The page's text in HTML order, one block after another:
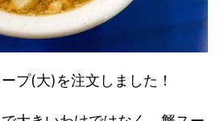
プ(大)を注文しました！